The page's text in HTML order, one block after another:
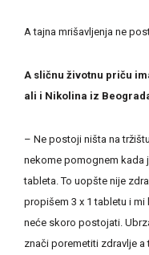
A tajna mrišavljenja ne
A sličnu životnu priču
ali i Nikolina iz
– Ne postoji ništa na
nekome pomognem kada
tableta. To uopšte nije
propišem 3 x 1 tabletu i
neće skoro postojati.
znači poremetiti zdravlje